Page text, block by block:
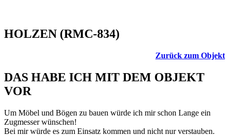
HOLZEN (RMC-834)
Zurück zum Objekt
DAS HABE ICH MIT DEM OBJEKT
VOR
Um Möbel und Bögen zu bauen würde ich mir schon Lange ein
Zugmesser wünschen!
Bei mir würde es zum Einsatz kommen und nicht nur verstauben.